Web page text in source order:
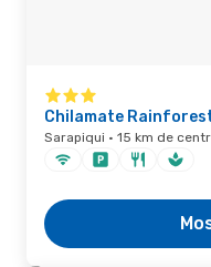
Chilamate
Sarapiqui · 15 km de